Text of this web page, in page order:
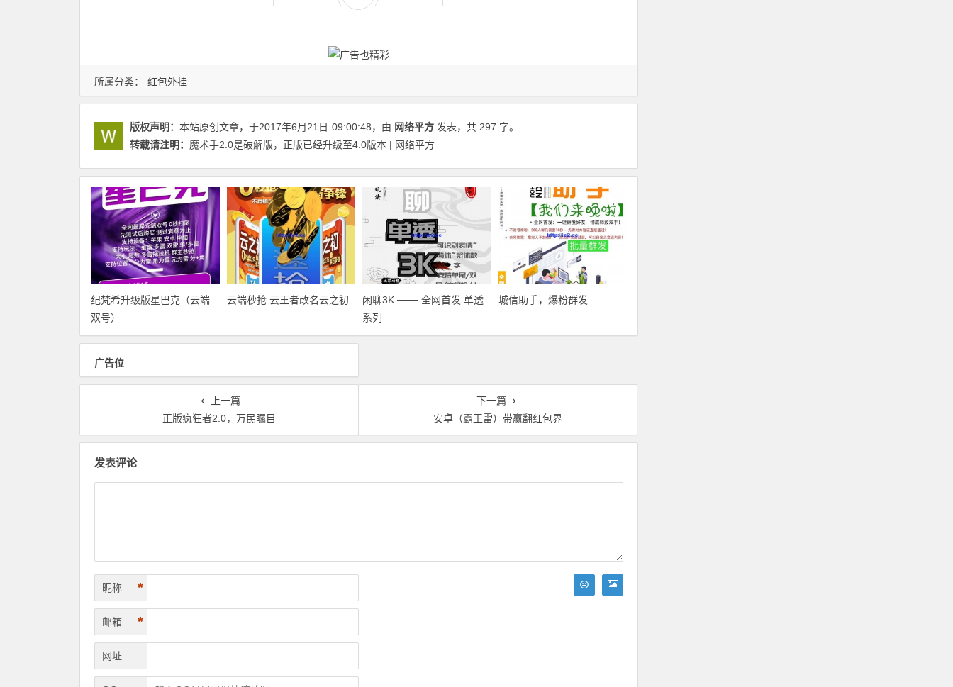
所属分类： 红包外挂
版权声明： 本站原创文章，于2017年6月21日 09:00:48，由 网络平方 发表，共 297 字。
转载请注明： 魔术手2.0是破解版，正版已经升级至4.0版本 | 网络平方
纪梵希升级版星巴克（云端
双号）
云端秒抢 云王者改名云之初
闲聊3K ─── 全网首发 单透
系列
城信助手，爆粉群发
广告位
上一篇
正️版疯狂者2.0️，万民瞩目
下一篇
安卓（霸王雷）带赢翻红包界
发表评论
昵称 *
邮箱 *
网址